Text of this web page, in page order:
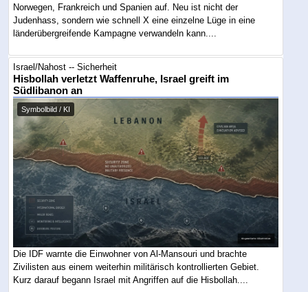
Norwegen, Frankreich und Spanien auf. Neu ist nicht der
Judenhass, sondern wie schnell X eine einzelne Lüge in eine
länderübergreifende Kampagne verwandeln kann....
Israel/Nahost -- Sicherheit
Hisbollah verletzt Waffenruhe, Israel greift im
Südlibanon an
Symbolbild / KI
Die IDF warnte die Einwohner von Al-Mansouri und brachte
Zivilisten aus einem weiterhin militärisch kontrollierten Gebiet.
Kurz darauf begann Israel mit Angriffen auf die Hisbollah....